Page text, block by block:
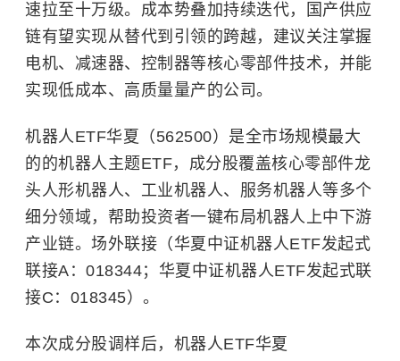
速拉至十万级。成本势叠加持续迭代，国产供应
链有望实现从替代到引领的跨越，建议关注掌握
电机、减速器、控制器等核心零部件技术，并能
实现低成本、高质量量产的公司。
机器人ETF华夏（562500）是全市场规模最大
的的机器人主题ETF，成分股覆盖核心零部件龙
头人形机器人、工业机器人、服务机器人等多个
细分领域，帮助投资者一键布局机器人上中下游
产业链。场外联接（华夏中证机器人ETF发起式
联接A：018344；华夏中证机器人ETF发起式联
接C：018345）。
本次成分股调样后，机器人ETF华夏